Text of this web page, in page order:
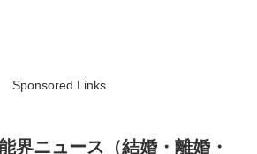
Sponsored Links
界ニュース（結婚・離婚・